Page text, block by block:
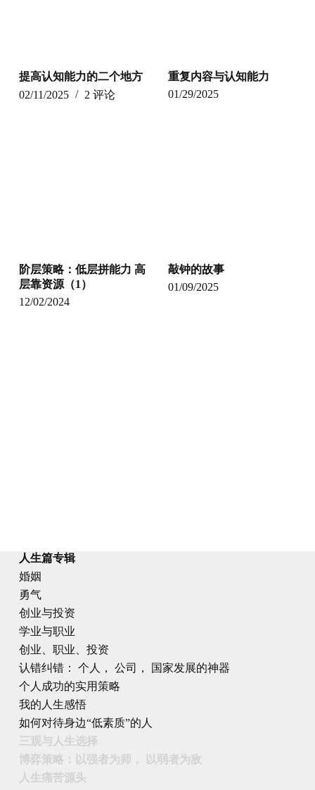
提高认知能力的二个地方
02/11/2025
2 评论
重复内容与认知能力
01/29/2025
阶层策略：低层拼能力 高
层靠资源（1）
12/02/2024
敲钟的故事
01/09/2025
人生篇专辑
婚姻
勇气
创业与投资
学业与职业
创业、职业、投资
认错纠错： 个人， 公司， 国家发展的神器
个人成功的实用策略
我的人生感悟
如何对待身边“低素质”的人
三观与人生选择
博弈策略：以强者为师， 以弱者为敌
人生痛苦源头